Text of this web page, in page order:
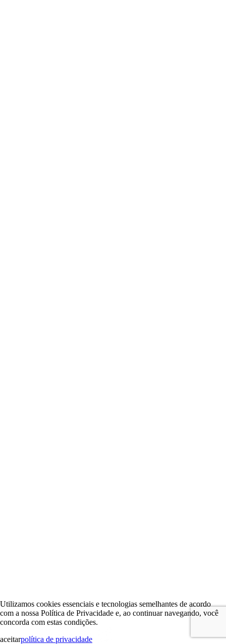
Utilizamos cookies essenciais e tecnologias semelhantes de acordo
com a nossa Política de Privacidade e, ao continuar navegando, você
concorda com estas condições.
aceitarpolítica de privacidade